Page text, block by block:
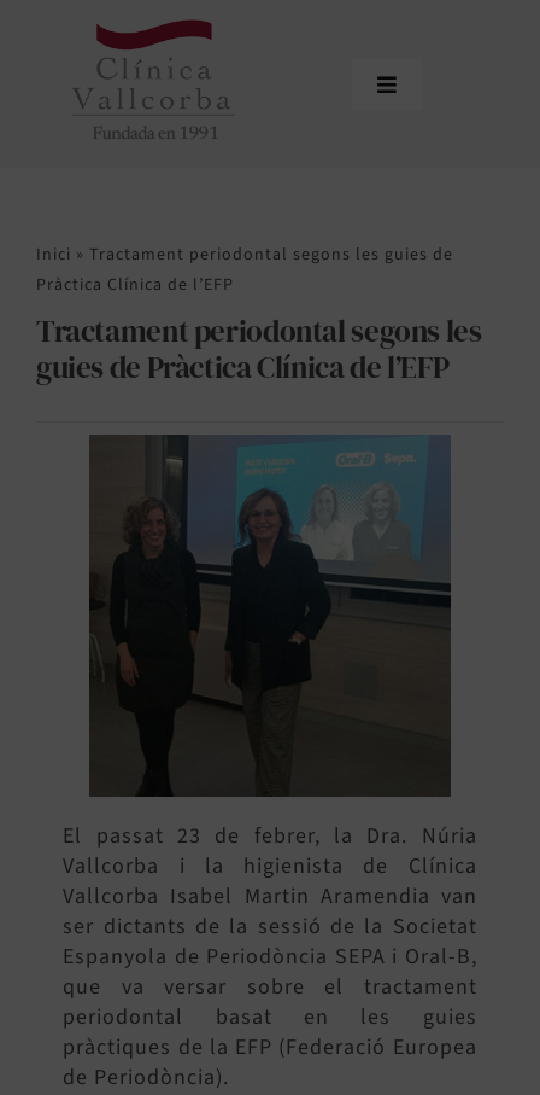
Toggle
Equip professional
Tractaments
Sol·licitar cita
Àrea de profesionals
Inici » Tractament periodontal segons les guies de
Pràctica Clínica de l’EFP
Tractament periodontal segons les
guies de Pràctica Clínica de l’EFP
El passat 23 de febrer, la Dra. Núria
Vallcorba i la higienista de Clínica
Vallcorba Isabel Martin Aramendia van
ser dictants de la sessió de la Societat
Espanyola de Periodòncia SEPA i Oral-B,
que va versar sobre el tractament
periodontal basat en les guies
pràctiques de la EFP (Federació Europea
de Periodòncia).